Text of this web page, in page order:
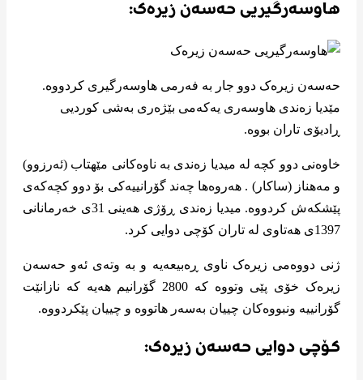
هاوسەرگیریی حەسەن زیرەک:
حەسەن زیرەک دوو جار بە فەرمی هاوسەرگیری کردووە.
مێدیا زەندی هاوسەری یەکەمی بێژەری بەشی کوردیی
ڕادیۆی تاران بووە.
خاوەنی دوو کچە له میدیا زەندی بە ناوەکانی مێهتاب (ئەرزوو)
و مەهناز (ساکار) . هەروەها چەند گۆرانییەکی بۆ دوو کچەکەی
پێشکەش کردووە. میدیا زەندی ڕۆژی هەینی 31ی خەرمانانی
1397ی هەتاوی لە تاران کۆچی دوایی کرد.
ژنی دووەمی زیرەک ناوی ڕەبیعەیە و بە وتەی ئەو حەسەن
زیرەک خۆی پێی وتووە کە 2800 گۆرانیم هەیە کە نازانێت
گۆرانییە ونبووەکان چییان بەسەر هاتووە و چییان پێکردووە.
کۆچی دوایی حەسەن زیرەک: